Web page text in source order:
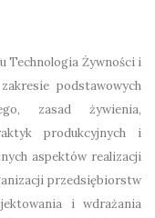
Technologia Żywności i
podstawowych
zasad żywienia,
produkcyjnych i
aspektów realizacji
przedsiębiorstw
i wdrażania